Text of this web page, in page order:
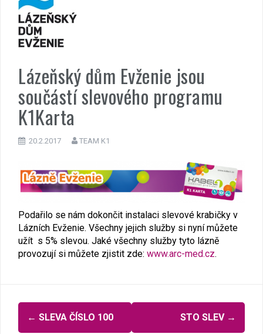
Lázeňský dům Evženie jsou
součástí slevového programu
K1Karta
20.2.2017 TEAM K1
Podařilo se nám dokončit instalaci slevové krabičky v
Lázních Evženie. Všechny jejich služby si nyní můžete
užít s 5% slevou. Jaké všechny služby tyto lázně
provozují si můžete zjistit zde: www.arc-med.cz.
Navigace
← SLEVA ČÍSLO 100 STO SLEV →